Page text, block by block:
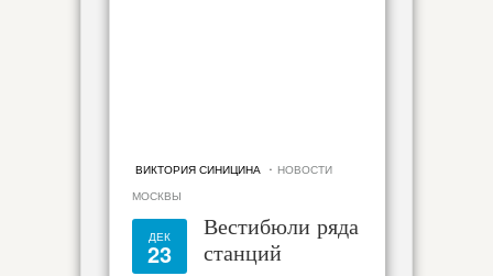
ВИКТОРИЯ СИНИЦИНА · НОВОСТИ
МОСКВЫ
ДЕК
23
Вестибюли ряда
станций